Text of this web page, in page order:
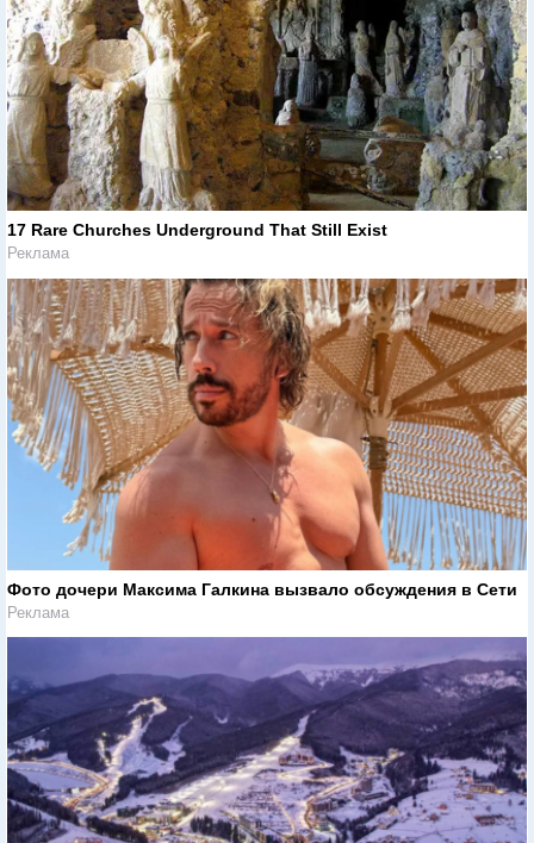
17 Rare Churches Underground That Still Exist
Реклама
Фото дочери Максима Галкина вызвало обсуждения в Сети
Реклама